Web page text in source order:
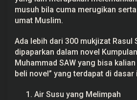
musuh bila cuma merugikan
umat Muslim.
Ada lebih dari 300 mukjizat Rasul
dipaparkan dalam novel
Muhammad SAW yang bisa
beli novel” yang terdapat di dasar
Air Susu yang Melimpah